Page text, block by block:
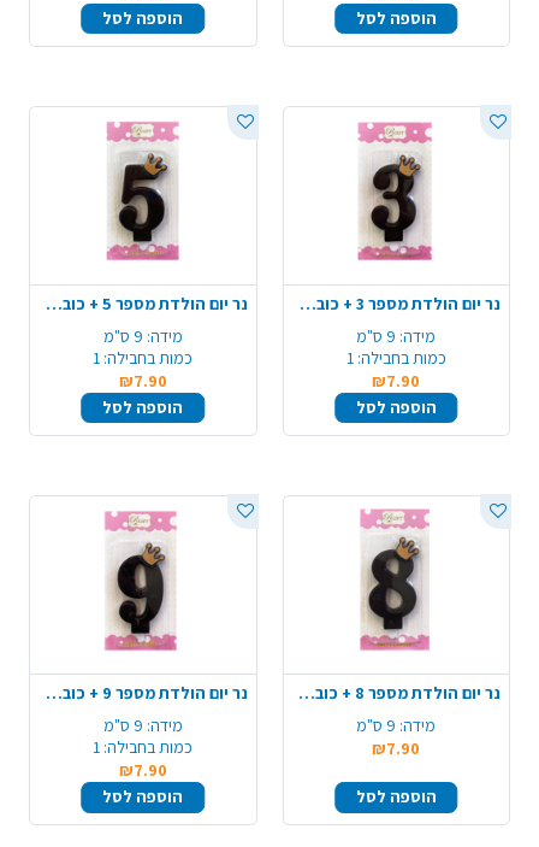
הוספה לסל
הוספה לסל
נר יום הולדת מספר 3 + כובע כתר - שחור מט
מידה: 9 ס"מ
כמות בחבילה: 1
₪7.90
הוספה לסל
נר יום הולדת מספר 5 + כובע כתר - שחור מט
מידה: 9 ס"מ
כמות בחבילה: 1
₪7.90
הוספה לסל
נר יום הולדת מספר 8 + כובע כתר - שחור מט
מידה: 9 ס"מ
₪7.90
הוספה לסל
נר יום הולדת מספר 9 + כובע כתר - שחור מט
מידה: 9 ס"מ
כמות בחבילה: 1
₪7.90
הוספה לסל